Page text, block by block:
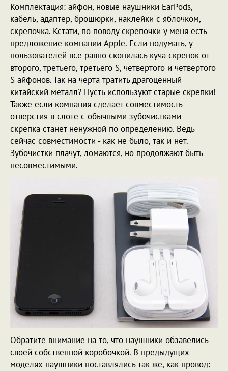
Комплектация: айфон, новые наушники EarPods,
кабель, адаптер, брошюрки, наклейки с яблочком,
скрепочка. Кстати, по поводу скрепочки у меня есть
предложение компании Apple. Если подумать, у
пользователей все равно скопилась куча скрепок от
второго, третьего, третьего S, четвертого и четвертого
S айфонов. Так на черта тратить драгоценный
китайский металл? Пусть используют старые скрепки!
Также если компания сделает совместимость
отверстия в слоте с обычными зубочистками -
скрепка станет ненужной по определению. Ведь
сейчас совместимости - как не было, так и нет.
Зубочистки плачут, ломаются, но продолжают быть
несовместимыми.
Обратите внимание на то, что наушники обзавелись
своей собственной коробочкой. В предыдущих
моделях наушники поставлялись так же, как провод: